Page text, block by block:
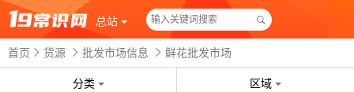
总站
首页 货源 批发市场信息 鲜花批发市场
分类 区域